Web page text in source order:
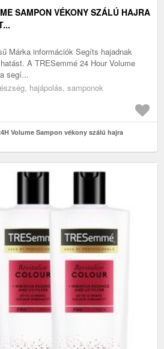
SAMPON VÉKONY SZÁLÚ HAJRA
Márka információk Segíts hajadnak
A TRESemmé 24 Hour Volume
segí...
hajápolás, samponok
Volume Sampon vékony szálú hajra